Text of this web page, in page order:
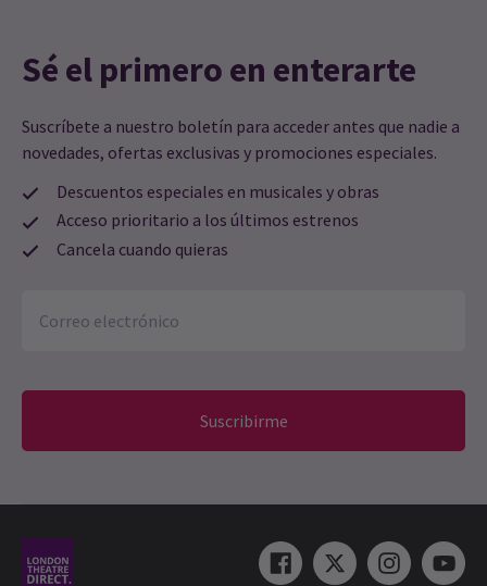
Sé el primero en enterarte
Suscríbete a nuestro boletín para acceder antes que nadie a
novedades, ofertas exclusivas y promociones especiales.
Descuentos especiales en musicales y obras
Acceso prioritario a los últimos estrenos
Cancela cuando quieras
Suscribirme